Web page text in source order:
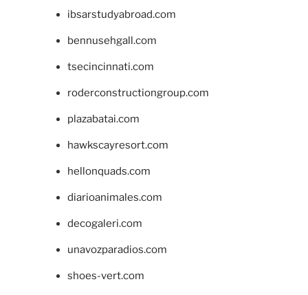
ibsarstudyabroad.com
bennusehgall.com
tsecincinnati.com
roderconstructiongroup.com
plazabatai.com
hawkscayresort.com
hellonquads.com
diarioanimales.com
decogaleri.com
unavozparadios.com
shoes-vert.com